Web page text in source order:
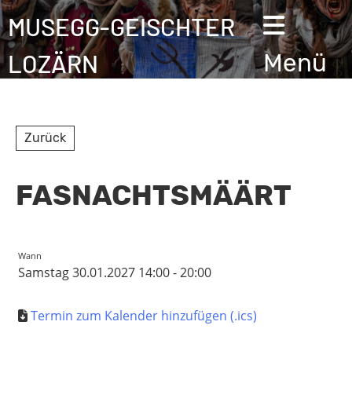
MUSEGG-GEISCHTER
LOZÄRN
Menü
Zurück
FASNACHTSMÄÄRT
Wann
Samstag 30.01.2027 14:00 - 20:00
Termin zum Kalender hinzufügen (.ics)